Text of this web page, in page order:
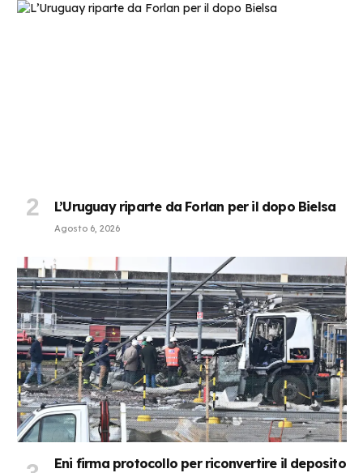
L’Uruguay riparte da Forlan per il dopo Bielsa
Agosto 6, 2026
Eni firma protocollo per riconvertire il deposito